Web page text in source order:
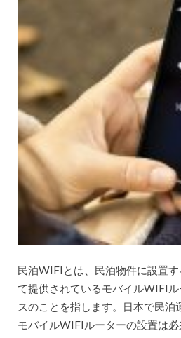
民泊WIFIとは、民泊物件に設置
て提供されているモバイルWIFI
スのことを指します。日本で民泊
モバイルWIFIルーターの設置は